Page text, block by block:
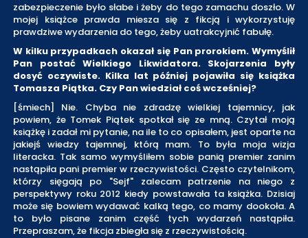
zabezpieczenie było słabe i żeby do tego zamachu doszło. W
mojej książce prawda miesza się z fikcją i wykorzystuję
prawdziwe wydarzenia do tego, żeby uatrakcyjnić fabułę.
W kilku przypadkach okazał się Pan prorokiem. Wymyślił
Pan postać Wielkiego Likwidatora. Skojarzenia były
dosyć oczywiste. Kilka lat później pojawiła się książka
Tomasza Piątka. Czy Pan wiedział coś wcześniej?
[śmiech] Nie. Chyba nie zdradzę wielkiej tajemnicy, jak
powiem, że Tomek Piątek spotkał się ze mną. Czytał moją
książkę i zadał mi pytanie, na ile to co opisałem, jest oparte na
jakiejś wiedzy tajemnej, którą mam. To była moja wizja
literacka. Tak samo wymyśliłem sobie panią premier zanim
nastąpiła pani premier w rzeczywistości. Często czytelnikom,
którzy sięgają po "Sejf" zalecam patrzenie na niego z
perspektywy roku 2012 kiedy powstawała ta książka. Dzisiaj
może się bowiem wydawać kalką tego, co mamy dookoła. A
to było pisane zanim część tych wydarzeń nastąpiła.
Przepraszam, że fikcja zbiegła się z rzeczywistością.